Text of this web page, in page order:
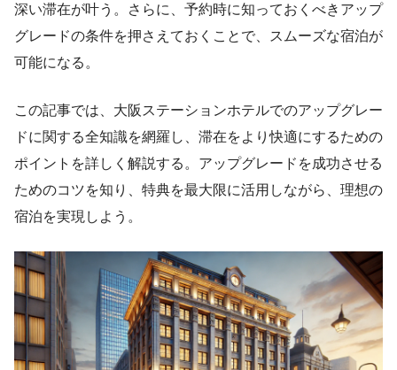
深い滞在が叶う。さらに、予約時に知っておくべきアップ
グレードの条件を押さえておくことで、スムーズな宿泊が
可能になる。
この記事では、大阪ステーションホテルでのアップグレー
ドに関する全知識を網羅し、滞在をより快適にするための
ポイントを詳しく解説する。アップグレードを成功させる
ためのコツを知り、特典を最大限に活用しながら、理想の
宿泊を実現しよう。